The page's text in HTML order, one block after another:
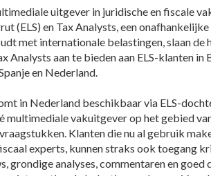
uitgever in juridische en fiscale
(ELS) en Tax Analysts, een
met internationale belastingen, slaan de
Analysts aan te bieden aan ELS-klanten in
en Nederland.
in Nederland beschikbaar via ELS-
multimediale vakuitgever op het gebied
Klanten die nu al gebruik
experts, kunnen straks ook toegang
grondige analyses, commentaren en